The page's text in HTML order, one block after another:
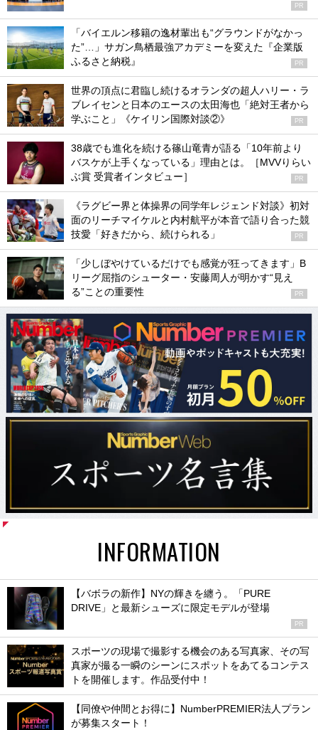
PR
「バイエルン移籍の逸材輩出も“グラウンドがなかっ
た”…」サガン鳥栖最強アカデミーを変えた『企業版
ふるさと納税』
PR
世界の頂点に君臨し続けるオランダの超人ハリー・ラ
ブレイセンと日本のエースの太田海也「絶対王者から
学ぶこと」《ケイリン国際対談②》
PR
38歳でも進化を続ける篠山竜青が語る「10年前より
バスケが上手くなっている」理由とは。［MVVりらい
ぶ賞 受賞者インタビュー］
PR
《ラグビー界と体操界の同学年レジェンド対談》初対
面のリーチマイケルと内村航平が本音で語り合った競
技愛「好きだから、続けられる」
PR
「少しぼやけているだけでも感覚が狂ってきます」B
リーグ屈指のシューター・安藤周人が明かす“見え
る”ことの重要性
PR
INFORMATION
【バボラの新作】NYの輝きを纏う。「PURE
DRIVE」と最新シューズに限定モデルが登場
PR
スポーツの現場で撮影する機会のある写真家、その写
真家が撮る一瞬のシーンにスポットをあてるコンテス
トを開催します。作品受付中！
【同僚や仲間とお得に】NumberPREMIER法人プラン
が募集スタート！